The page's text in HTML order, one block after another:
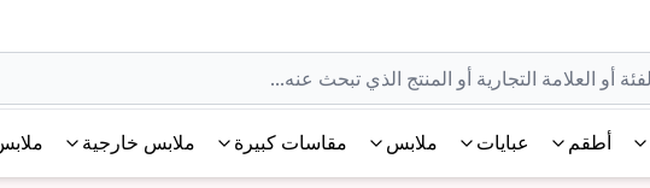
أطقم عبايات ملابس مقاسات كبيرة ملابس خارجية